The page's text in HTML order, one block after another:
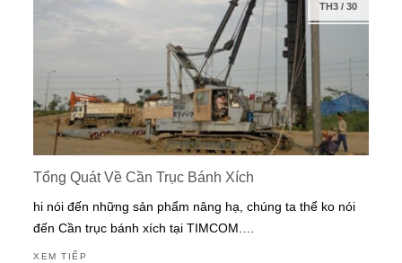
TH3/ 30
Tổng Quát Về Cần Trục Bánh Xích
hi nói đến những sản phẩm nâng hạ, chúng ta thể ko nói
đến Cần trục bánh xích tại TIMCOM.…
XEM TIẾP